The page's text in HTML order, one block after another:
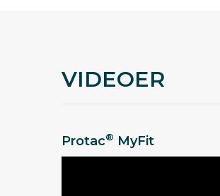
VIDEOER
Protac® MyFit